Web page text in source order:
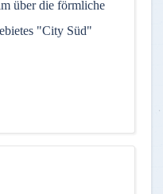
über die förmliche
"City Süd"